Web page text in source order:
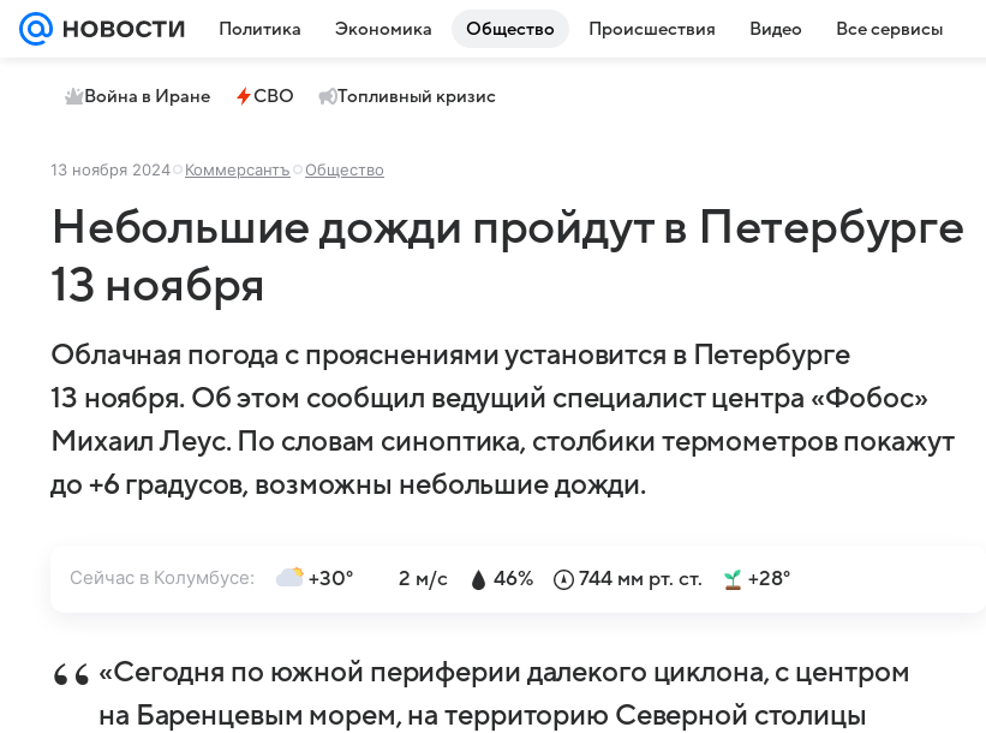
Политика Экономика Общество Происшествия Видео Все сервисы
Война в Иране СВО Топливный кризис
13 ноября 2024 Коммерсантъ Общество
Небольшие дожди пройдут в Петербурге
13 ноября
Облачная погода с прояснениями установится в Петербурге
13 ноября. Об этом сообщил ведущий специалист центра «Фобос»
Михаил Леус. По словам синоптика, столбики термометров покажут
до +6 градусов, возможны небольшие дожди.
Сейчас в Колумбусе: +30° 2 м/с 46% 744 мм рт. ст. +28°
«Сегодня по южной периферии далекого циклона, с центром
на Баренцевым морем, на территорию Северной столицы